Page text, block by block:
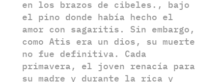
en los brazos de cibeles., bajo
el pino donde había hecho el
amor con sagaritis. Sin embargo,
como Atis era un dios, su muerte
no fue definitiva. Cada
primavera, el joven renacía para
su madre y durante la rica y